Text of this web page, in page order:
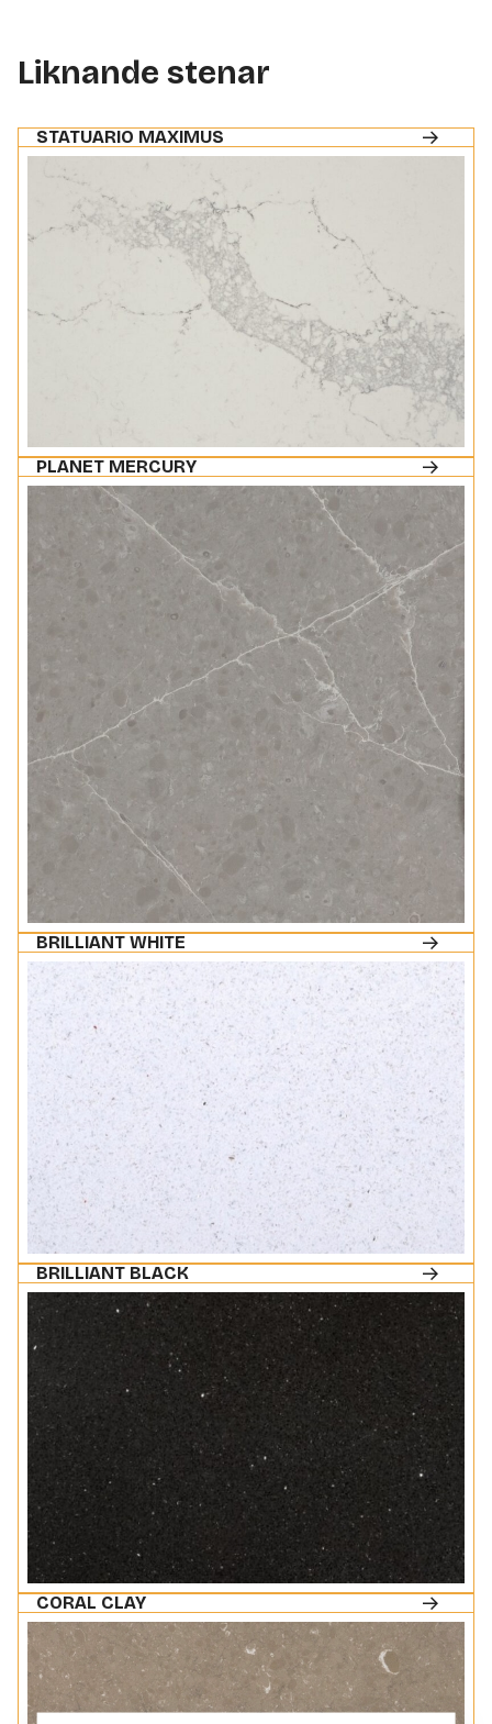
Liknande stenar
STATUARIO MAXIMUS
PLANET MERCURY
BRILLIANT WHITE
BRILLIANT BLACK
CORAL CLAY